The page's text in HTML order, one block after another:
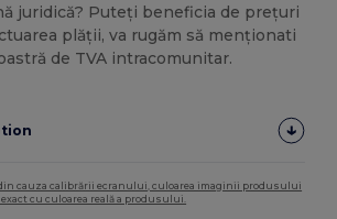
juridică? Puteți beneficia de prețuri
plății, va rugăm să menționati
de TVA intracomunitar.
cauza calibrării ecranului, culoarea imaginii produsului
cu culoarea reală a produsului.